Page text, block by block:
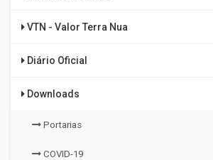
VTN - Valor Terra Nua
Diário Oficial
Downloads
Portarias
COVID-19